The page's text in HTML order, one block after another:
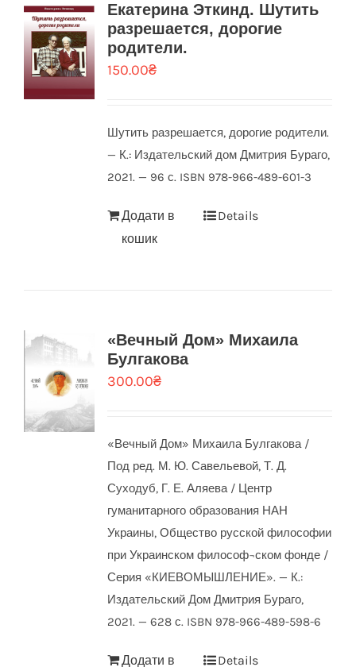
Екатерина Эткинд. Шутить
разрешается, дорогие
родители.
150.00₴
Шутить разрешается, дорогие родители.
— К.: Издательский дом Дмитрия Бураго,
2021. — 96 с. ISBN 978-966-489-601-3
Додати в
кошик
Details
«Вечный Дом» Михаила
Булгакова
300.00₴
«Вечный Дом» Михаила Булгакова /
Под ред. М. Ю. Савельевой, Т. Д.
Суходуб, Г. Е. Аляева / Центр
гуманитарного образования НАН
Украины, Общество русской философии
при Украинском философ¬ском фонде /
Серия «КИЕВОМЫШЛЕНИЕ». — К.:
Издательский Дом Дмитрия Бураго,
2021. — 628 с. ISBN 978-966-489-598-6
Додати в Details